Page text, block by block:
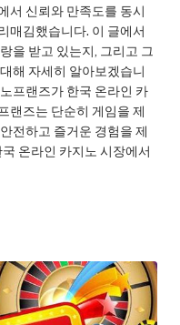
서 신뢰와 만족도를 동시
매김했습니다. 이 글에서
을 받고 있는지, 그리고 그
해 자세히 알아보겠습니
프랜즈가 한국 온라인 카
랜즈는 단순히 게임을 제
전하고 즐거운 경험을 제
온라인 카지노 시장에서